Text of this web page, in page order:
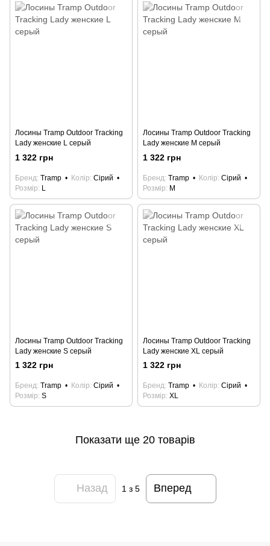
Лосины Tramp Outdoor Tracking
Lady женские L серый
1 322 грн
Бренд Tramp Колір Сірий
Розмір L
Лосины Tramp Outdoor Tracking
Lady женские М серый
1 322 грн
Бренд Tramp Колір Сірий
Розмір M
Лосины Tramp Outdoor Tracking
Lady женские S серый
1 322 грн
Бренд Tramp Колір Сірий
Розмір S
Лосины Tramp Outdoor Tracking
Lady женские XL серый
1 322 грн
Бренд Tramp Колір Сірий
Розмір XL
Показати ще 20 товарів
Назад 1 з 5 Вперед